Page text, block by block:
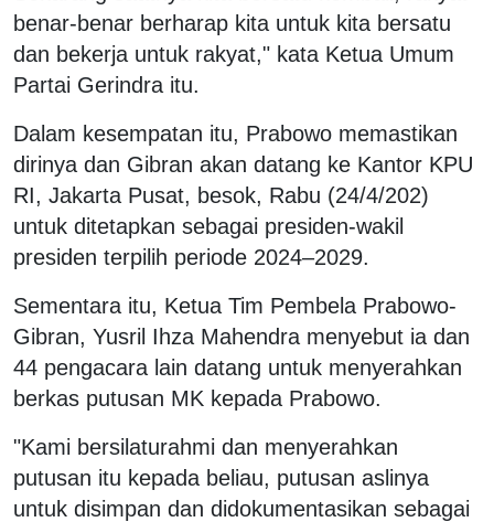
benar-benar berharap kita untuk kita bersatu
dan bekerja untuk rakyat," kata Ketua Umum
Partai Gerindra itu.
Dalam kesempatan itu, Prabowo memastikan
dirinya dan Gibran akan datang ke Kantor KPU
RI, Jakarta Pusat, besok, Rabu (24/4/202)
untuk ditetapkan sebagai presiden-wakil
presiden terpilih periode 2024–2029.
Sementara itu, Ketua Tim Pembela Prabowo-
Gibran, Yusril Ihza Mahendra menyebut ia dan
44 pengacara lain datang untuk menyerahkan
berkas putusan MK kepada Prabowo.
"Kami bersilaturahmi dan menyerahkan
putusan itu kepada beliau, putusan aslinya
untuk disimpan dan didokumentasikan sebagai